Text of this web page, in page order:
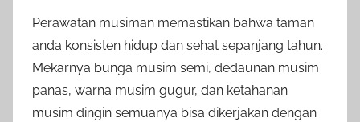
Perawatan musiman memastikan bahwa taman
anda konsisten hidup dan sehat sepanjang tahun.
Mekarnya bunga musim semi, dedaunan musim
panas, warna musim gugur, dan ketahanan
musim dingin semuanya bisa dikerjakan dengan